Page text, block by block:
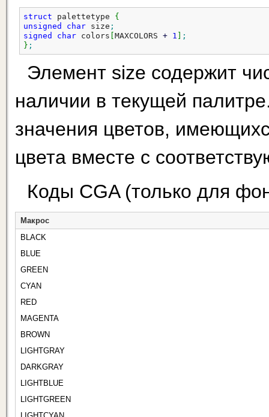
struct palettetype {
unsigned
char size ;
signed
char colors MAXCOLORS + 1
;
} ;
Элемент size содержит
наличии в текущей
значения цветов,
цвета вместе с
Коды CGA (только для
Макрос
BLACK
BLUE
GREEN
CYAN
RED
MAGENTA
BROWN
LIGHTGRAY
DARKGRAY
LIGHTBLUE
LIGHTGREEN